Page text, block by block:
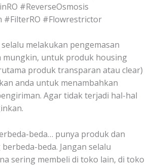
#ReverseOsmosis
#FilterRO #Flowrestrictor
melakukan pengemasan
mungkin, untuk produk housing
produk transparan atau clear)
anda untuk menambahkan
Agar tidak terjadi hal-hal
beda… punya produk dan
beda. Jangan selalu
sering membeli di toko lain, di toko